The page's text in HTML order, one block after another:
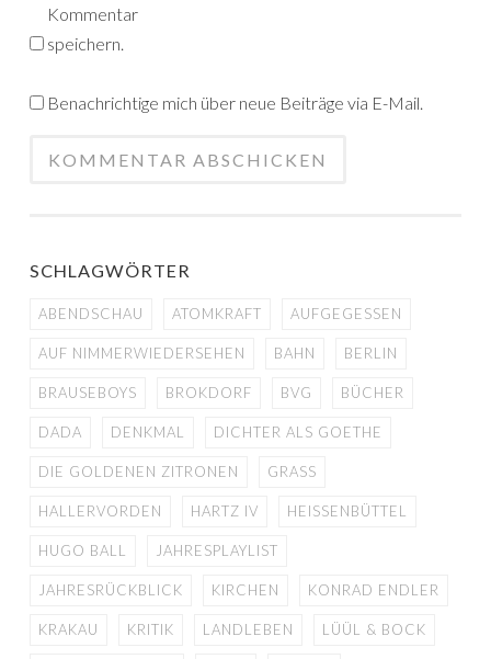
Kommentar
speichern.
Benachrichtige mich über neue Beiträge via E-Mail.
SCHLAGWÖRTER
ABENDSCHAU ATOMKRAFT AUFGEGESSEN
AUF NIMMERWIEDERSEHEN BAHN BERLIN
BRAUSEBOYS BROKDORF BVG BÜCHER
DADA DENKMAL DICHTER ALS GOETHE
DIE GOLDENEN ZITRONEN GRASS
HALLERVORDEN HARTZ IV HEISSENBÜTTEL
HUGO BALL JAHRESPLAYLIST
JAHRESRÜCKBLICK KIRCHEN KONRAD ENDLER
KRAKAU KRITIK LANDLEBEN LÜÜL & BOCK